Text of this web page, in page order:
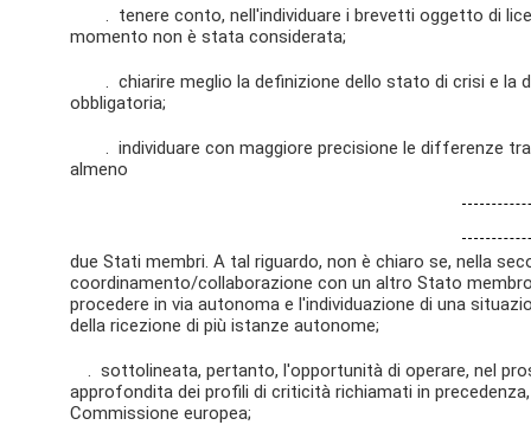
. tenere conto, nell'individuare i brevetti oggetto di
momento non è stata considerata;
. chiarire meglio la definizione dello stato di crisi e la
obbligatoria;
. individuare con maggiore precisione le differenze tra
almeno
due Stati membri. A tal riguardo, non è chiaro se, nella
coordinamento/collaborazione con un altro Stato
procedere in via autonoma e l'individuazione di una
della ricezione di più istanze autonome;
. sottolineata, pertanto, l'opportunità di operare, nel
approfondita dei profili di criticità richiamati in
Commissione europea;